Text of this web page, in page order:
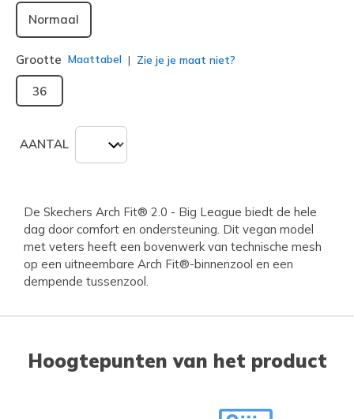
Normaal
Grootte Maattabel Zie je je maat niet?
36
AANTAL
De Skechers Arch Fit® 2.0 - Big League biedt de hele
dag door comfort en ondersteuning. Dit vegan model
met veters heeft een bovenwerk van technische mesh
op een uitneembare Arch Fit®-binnenzool en een
dempende tussenzool.
Hoogtepunten van het product